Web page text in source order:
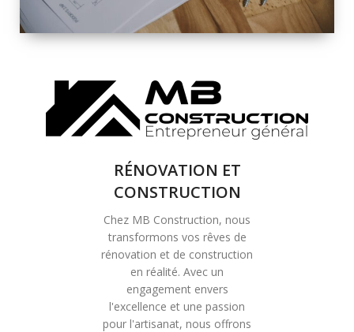
SOLUTIONS DE
RÉNOVATION
COMPLÈTE
RÉNOVATION ET
CONSTRUCTION
Chez MB Construction, nous
transformons vos rêves de
rénovation et de construction
en réalité. Avec un
engagement envers
l'excellence et une passion
pour l'artisanat, nous offrons